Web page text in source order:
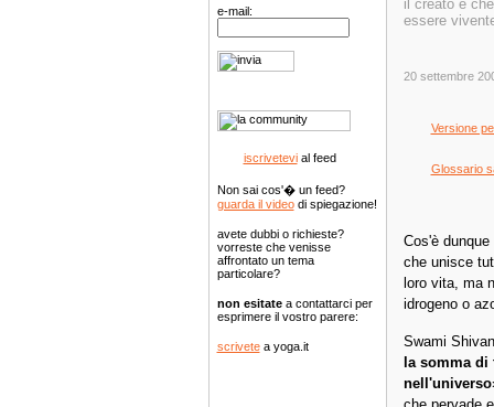
e-mail:
iscrivetevial feed
Non sai cos'� un feed?
guarda il videodi spiegazione!
avete dubbi o richieste?
vorreste che venisse
affrontato un tema
particolare?
non esitatea contattarci per
esprimere il vostro parere:
scrivetea yoga.it
il creato e
essere
20 settembre
Versione
Glossario
Cos'è
che unisce
loro vita, ma
idrogeno o
Swami
la somma
nell'universo